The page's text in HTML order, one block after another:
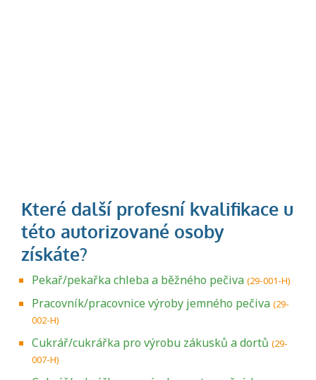
Pekař/pekařka chleba a běžného pečiva (29-001-H)
Pracovník/pracovnice výroby jemného pečiva (29-
002-H)
Cukrář/cukrářka pro výrobu zákusků a dortů (29-
007-H)